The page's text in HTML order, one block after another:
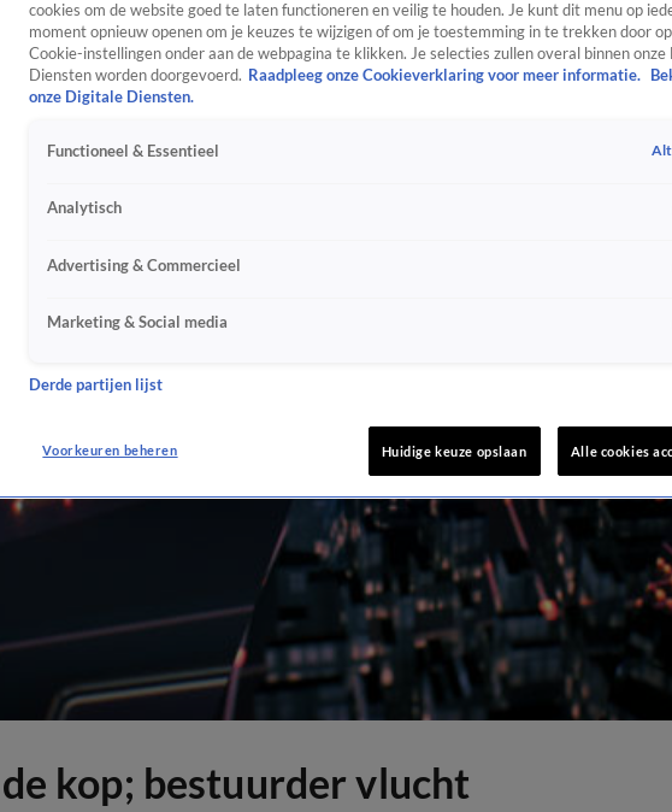
kop; bestuurder vlucht
cookies om de website goed te laten functioneren en veilig te houden. Je kunt dit menu op
moment opnieuw openen om je keuzes te wijzigen of om je toestemming in te trekken door
Cookie-instellingen onder aan de webpagina te klikken. Je selecties zullen overal binnen
Diensten worden doorgevoerd. Raadpleeg onze Cookieverklaring voor meer informatie.
onze Digitale Diensten.
Functioneel & Essentieel
Analytisch
Advertising & Commercieel
Marketing & Social media
Derde partijen lijst
Voorkeuren beheren Huidige keuze opslaan Alle cookies